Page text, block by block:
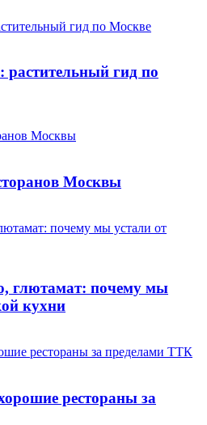
гид по
Москвы
глютамат: почему мы
кухни
рестораны за